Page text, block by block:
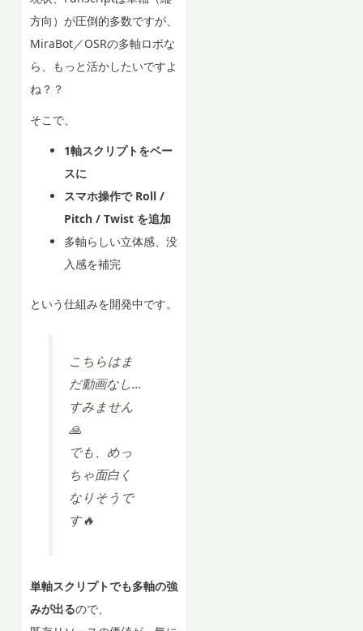
方向）が圧倒的多数ですが、
MiraBot／OSRの多軸ロボな
ら、もっと活かしたいですよ
ね？？
そこで、
1軸スクリプトをベー
スに
スマホ操作で Roll /
Pitch / Twist を追加
多軸らしい立体感、没
入感を補完
という仕組みを開発中です。
こちらはま
だ動画なし…
すみません
🙏
でも、めっ
ちゃ面白く
なりそうで
す🔥
単軸スクリプトでも多軸の強
みが出るので、